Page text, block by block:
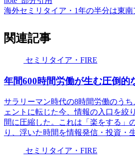
海外セミリタイア・1年の半分は東南
関連記事
セミリタイア・FIRE
年間600時間労働が生む圧倒的
サラリーマン時代の8時間労働のう
ェントに転じた今、情報の入口を絞
間に圧縮した。これは「楽をする」
り、浮いた時間を情報発信・投資・
セミリタイア・FIRE